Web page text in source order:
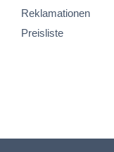
Reklamationen
Preisliste